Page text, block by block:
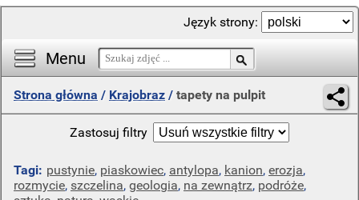
Menu
Język strony:
Strona główna / Krajobraz / tapety na pulpit
Zastosuj filtry
Tagi: pustynie, piaskowiec, antylopa, kanion, erozja,
rozmycie, szczelina, geologia, na zewnątrz, podróże,